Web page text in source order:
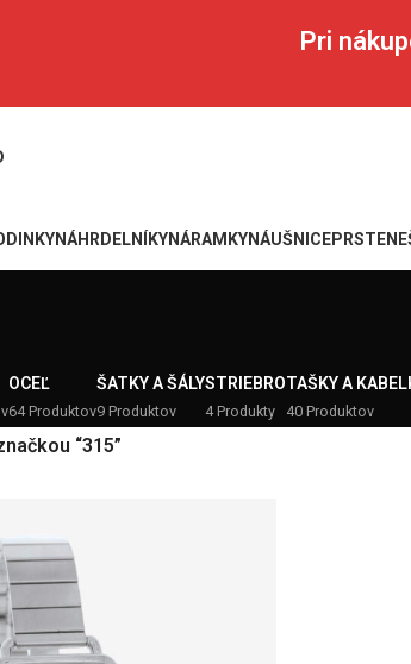
Pri
NÁHRDELNÍKYNÁRAMKYNÁUŠNICEPRSTENE
OCEĽ
64 Produktov
ŠATKY A ŠÁLY
9 Produktov
STRIEBRO
4 Produkty
TAŠKY A
40 Produktov
“315”